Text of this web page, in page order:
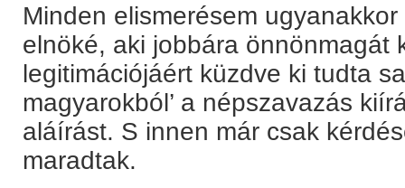
Minden elismerésem
elnöké, aki jobbára önnönmagát
legitimációjáért küzdve ki tudta
magyarokból’ a népszavazás
aláírást. S innen már csak
maradtak.